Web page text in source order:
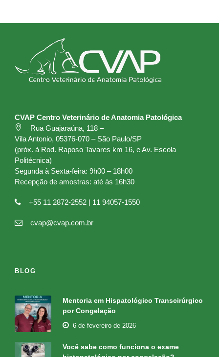
CVAP Centro Veterinário de Anatomia Patológica
Rua Guajaraúna, 118 –
Vila Antonio, 05376-070 – São Paulo/SP
(próx. à Rod. Raposo Tavares km 16, e Av. Escola
Politécnica)
Segunda à Sexta-feira: 9h00 – 18h00
Recepção de amostras: até às 16h30
+55 11 2872-2552 | 11 94057-1550
cvap@cvap.com.br
BLOG
Mentoria em Hispatológico Transcirúrgico
por Congelação
6 de fevereiro de 2026
Você sabe como funciona o exame